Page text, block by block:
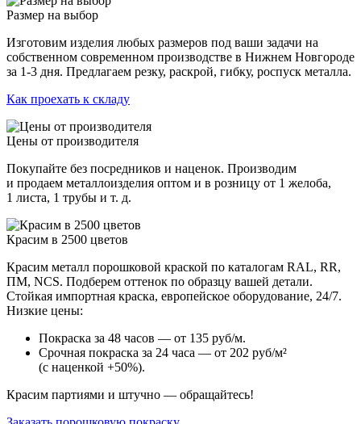
Размер на выбор
Изготовим изделия любых размеров под ваши задачи на
собственном современном производстве в Нижнем Новгороде
за 1-3 дня. Предлагаем резку, раскрой, гибку, роспуск металла.
Как проехать к складу
Цены от производителя
Покупайте без посредников и наценок. Производим
и продаем металлоизделия оптом и в розницу от 1 желоба,
1 листа, 1 трубы и т. д.
Красим в 2500 цветов
Красим металл порошковой краской по каталогам RAL, RR,
ПМ, NCS. Подберем оттенок по образцу вашей детали.
Стойкая импортная краска, европейское оборудование, 24/7.
Низкие цены:
Покраска за 48 часов — от 135 руб/м.
Срочная покраска за 24 часа — от 202 руб/м²
(с наценкой +50%).
Красим партиями и штучно — обращайтесь!